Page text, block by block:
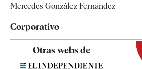
Mercedes González Fernández
Corporativo
Otras webs de